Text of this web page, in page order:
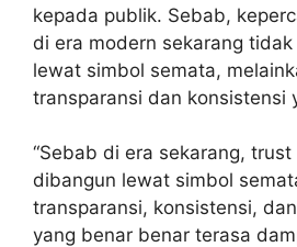
kepada publik. Sebab,
di era modern sekarang
lewat simbol semata,
transparansi dan konsistensi
“Sebab di era sekarang,
dibangun lewat simbol
transparansi, konsistensi,
yang benar benar terasa